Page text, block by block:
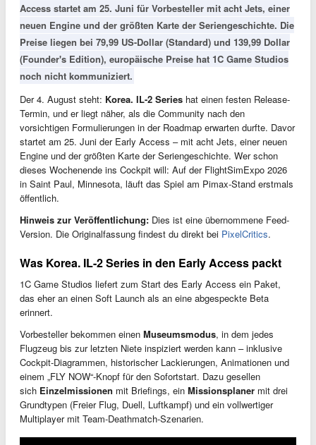
Access startet am 25. Juni für Vorbesteller mit acht Jets, einer
neuen Engine und der größten Karte der Seriengeschichte. Die
Preise liegen bei 79,99 US-Dollar (Standard) und 139,99 Dollar
(Founder's Edition), europäische Preise hat 1C Game Studios
noch nicht kommuniziert.
Der 4. August steht: Korea. IL-2 Series hat einen festen Release-
Termin, und er liegt näher, als die Community nach den
vorsichtigen Formulierungen in der Roadmap erwarten durfte. Davor
startet am 25. Juni der Early Access – mit acht Jets, einer neuen
Engine und der größten Karte der Seriengeschichte. Wer schon
dieses Wochenende ins Cockpit will: Auf der FlightSimExpo 2026
in Saint Paul, Minnesota, läuft das Spiel am Pimax-Stand erstmals
öffentlich.
Hinweis zur Veröffentlichung: Dies ist eine übernommene Feed-
Version. Die Originalfassung findest du direkt bei PixelCritics.
Was Korea. IL-2 Series in den Early Access packt
1C Game Studios liefert zum Start des Early Access ein Paket,
das eher an einen Soft Launch als an eine abgespeckte Beta
erinnert.
Vorbesteller bekommen einen Museumsmodus, in dem jedes
Flugzeug bis zur letzten Niete inspiziert werden kann – inklusive
Cockpit-Diagrammen, historischer Lackierungen, Animationen und
einem „FLY NOW“-Knopf für den Sofortstart. Dazu gesellen
sich Einzelmissionen mit Briefings, ein Missionsplaner mit drei
Grundtypen (Freier Flug, Duell, Luftkampf) und ein vollwertiger
Multiplayer mit Team-Deathmatch-Szenarien.